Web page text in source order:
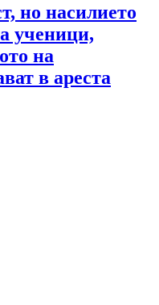
но насилието
ученици,
на
в ареста